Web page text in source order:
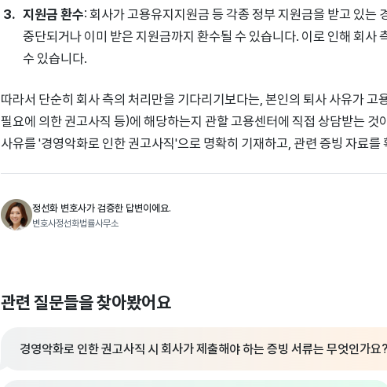
지원금 환수: 회사가 고용유지지원금 등 각종 정부 지원금을 받고 있는
중단되거나 이미 받은 지원금까지 환수될 수 있습니다. 이로 인해 회사
수 있습니다.
따라서 단순히 회사 측의 처리만을 기다리기보다는, 본인의 퇴사 사유가
필요에 의한 권고사직 등)에 해당하는지 관할 고용센터에 직접 상담받는
사유를 '경영악화로 인한 권고사직'으로 명확히 기재하고, 관련 증빙 자료를
정선화 변호사가 검증한 답변이에요.
변호사정선화법률사무소
관련 질문들을 찾아봤어요
경영악화로 인한 권고사직 시 회사가 제출해야 하는 증빙 서류는 무엇인가요